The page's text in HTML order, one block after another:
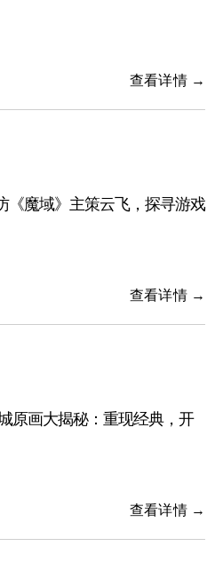
查看详情 →
魔域》主策云飞，探寻游戏
查看详情 →
原画大揭秘：重现经典，开
查看详情 →